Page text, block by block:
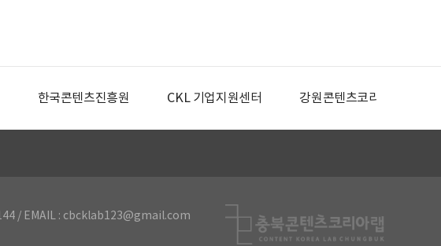
한국콘텐츠진흥원 CKL 기업지원센터 강원콘텐츠코리아랩
/ EMAIL : cbcklab123@gmail.com